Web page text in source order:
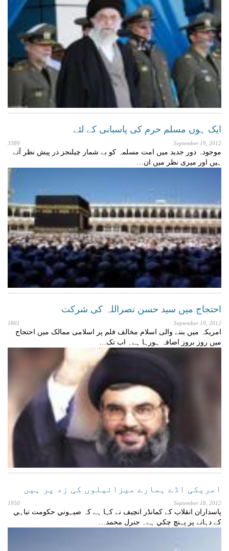
ایک ہوں مسلم حرم کی پاسبانی کے لئے
September 19, 2012
3389
موجودہ دور جدید میں امت مسلمہ کو بے شمار چیلنجز در پیش نظر آتے
ہیں اور میری نظر میں ان…
احتجاج میں سید حسن نصراللہ کی شرکت
September 19, 2012
1861
امریکہ میں بننے والی اسلام مخالف فلم پر اسلامی ممالک میں احتجاج
میں روز بروز اضافہ ہورہا ہے۔ اب تک…
امریکی اڈے ہمارے میزائیلوں کی زد پر ہیں
September 18, 2012
1950
پاسداران انقلاب کے کمانڈر انچيف نے کہا ہے کہ صيہوني حکومت تباہي
کے دہانے پر پہنچ چکي ہے۔ جنرل محمد…